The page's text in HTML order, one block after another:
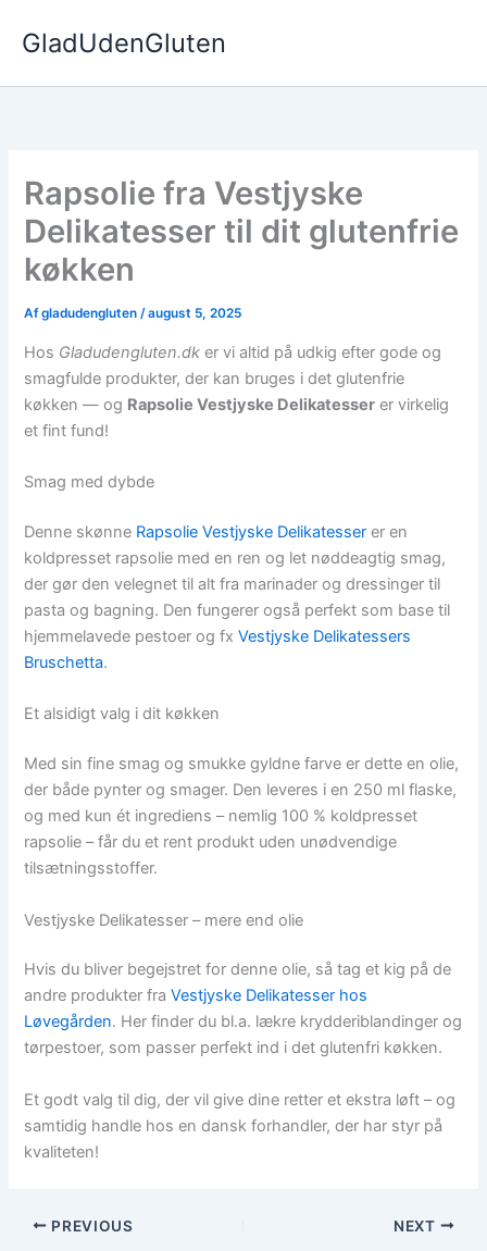
GladUdenGluten
Rapsolie fra Vestjyske
Delikatesser til dit glutenfrie
køkken
Afgladudengluten/august 5, 2025
Hos Gladudengluten.dk er vi altid på udkig efter gode og
smagfulde produkter, der kan bruges i det glutenfrie
køkken — og Rapsolie Vestjyske Delikatesser er virkelig
et fint fund!
Smag med dybde
Denne skønne Rapsolie Vestjyske Delikatesser er en
koldpresset rapsolie med en ren og let nøddeagtig smag,
der gør den velegnet til alt fra marinader og dressinger til
pasta og bagning. Den fungerer også perfekt som base til
hjemmelavede pestoer og fxVestjyske Delikatessers
Bruschetta.
Et alsidigt valg i dit køkken
Med sin fine smag og smukke gyldne farve er dette en olie,
der både pynter og smager. Den leveres i en 250 ml flaske,
og med kun ét ingrediens – nemlig 100 % koldpresset
rapsolie – får du et rent produkt uden unødvendige
tilsætningsstoffer.
Vestjyske Delikatesser – mere end olie
Hvis du bliver begejstret for denne olie, så tag et kig på de
andre produkter fraVestjyske Delikatesser hos
Løvegården. Her finder du bl.a. lækre krydderiblandinger og
tørpestoer, som passer perfekt ind i det glutenfri køkken.
Et godt valg til dig, der vil give dine retter et ekstra løft – og
samtidig handle hos en dansk forhandler, der har styr på
kvaliteten!
PREVIOUS NEXT